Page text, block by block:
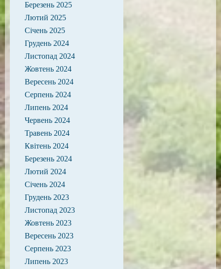
Березень 2025
Лютий 2025
Січень 2025
Грудень 2024
Листопад 2024
Жовтень 2024
Вересень 2024
Серпень 2024
Липень 2024
Червень 2024
Травень 2024
Квітень 2024
Березень 2024
Лютий 2024
Січень 2024
Грудень 2023
Листопад 2023
Жовтень 2023
Вересень 2023
Серпень 2023
Липень 2023